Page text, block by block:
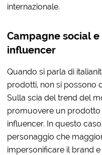
internazionale.
Campagne social
influencer
Quando si parla di
prodotti, non si possono
Sulla scia del trend del
promuovere un prodotto
influencer. In questo
personaggio che
impersonificare il brand